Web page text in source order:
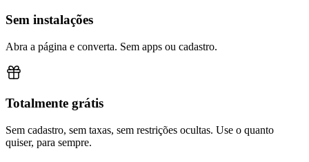
Sem instalações
Abra a página e converta. Sem apps ou cadastro.
Totalmente grátis
Sem cadastro, sem taxas, sem restrições ocultas. Use o quanto
quiser, para sempre.